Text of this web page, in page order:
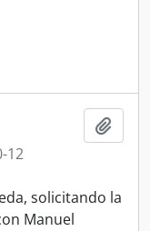
12
solicitando la
Manuel